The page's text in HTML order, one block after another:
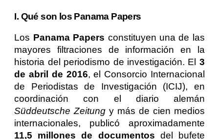
I. Qué son los Panama Papers
Los Panama Papers constituyen una de las
mayores filtraciones de información en la
historia del periodismo de investigación. El 3
de abril de 2016, el Consorcio Internacional
de Periodistas de Investigación (ICIJ), en
coordinación con el diario alemán
Süddeutsche Zeitung y más de cien medios
internacionales, publicó aproximadamente
11,5 millones de documentos del bufete